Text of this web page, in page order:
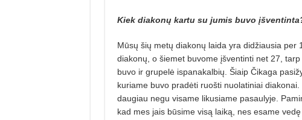
Kiek diakonų kartu su jumis buvo
Mūsų šių metų diakonų laida yra didžiausia
diakonų, o šiemet buvome įšventinti net 27,
buvo ir grupelė ispanakalbių. Šiaip Čikaga
kuriame buvo pradėti ruošti nuolatiniai
daugiau negu visame likusiame pasaulyje.
kad mes jais būsime visą laiką, nes esame